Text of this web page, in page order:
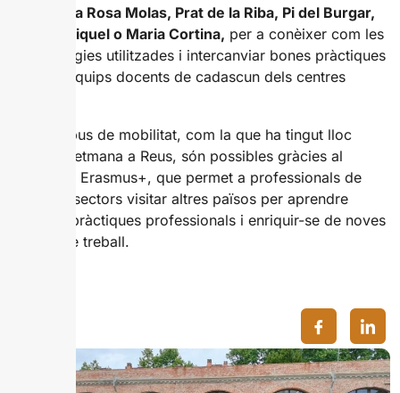
Maria Rosa Molas, Prat de la Riba, Pi del Burgar,
Teresa Miquel o Maria Cortina, per a conèixer com les
metodologies utilitzades i intercanviar bones pràctiques
amb els equips docents de cadascun dels centres
Aquest tipus de mobilitat, com la que ha tingut lloc
aquesta setmana a Reus, són possibles gràcies al
programa Erasmus+, que permet a professionals de
diferents sectors visitar altres països per aprendre
diverses pràctiques professionals i enriquir-se de noves
formes de treball.